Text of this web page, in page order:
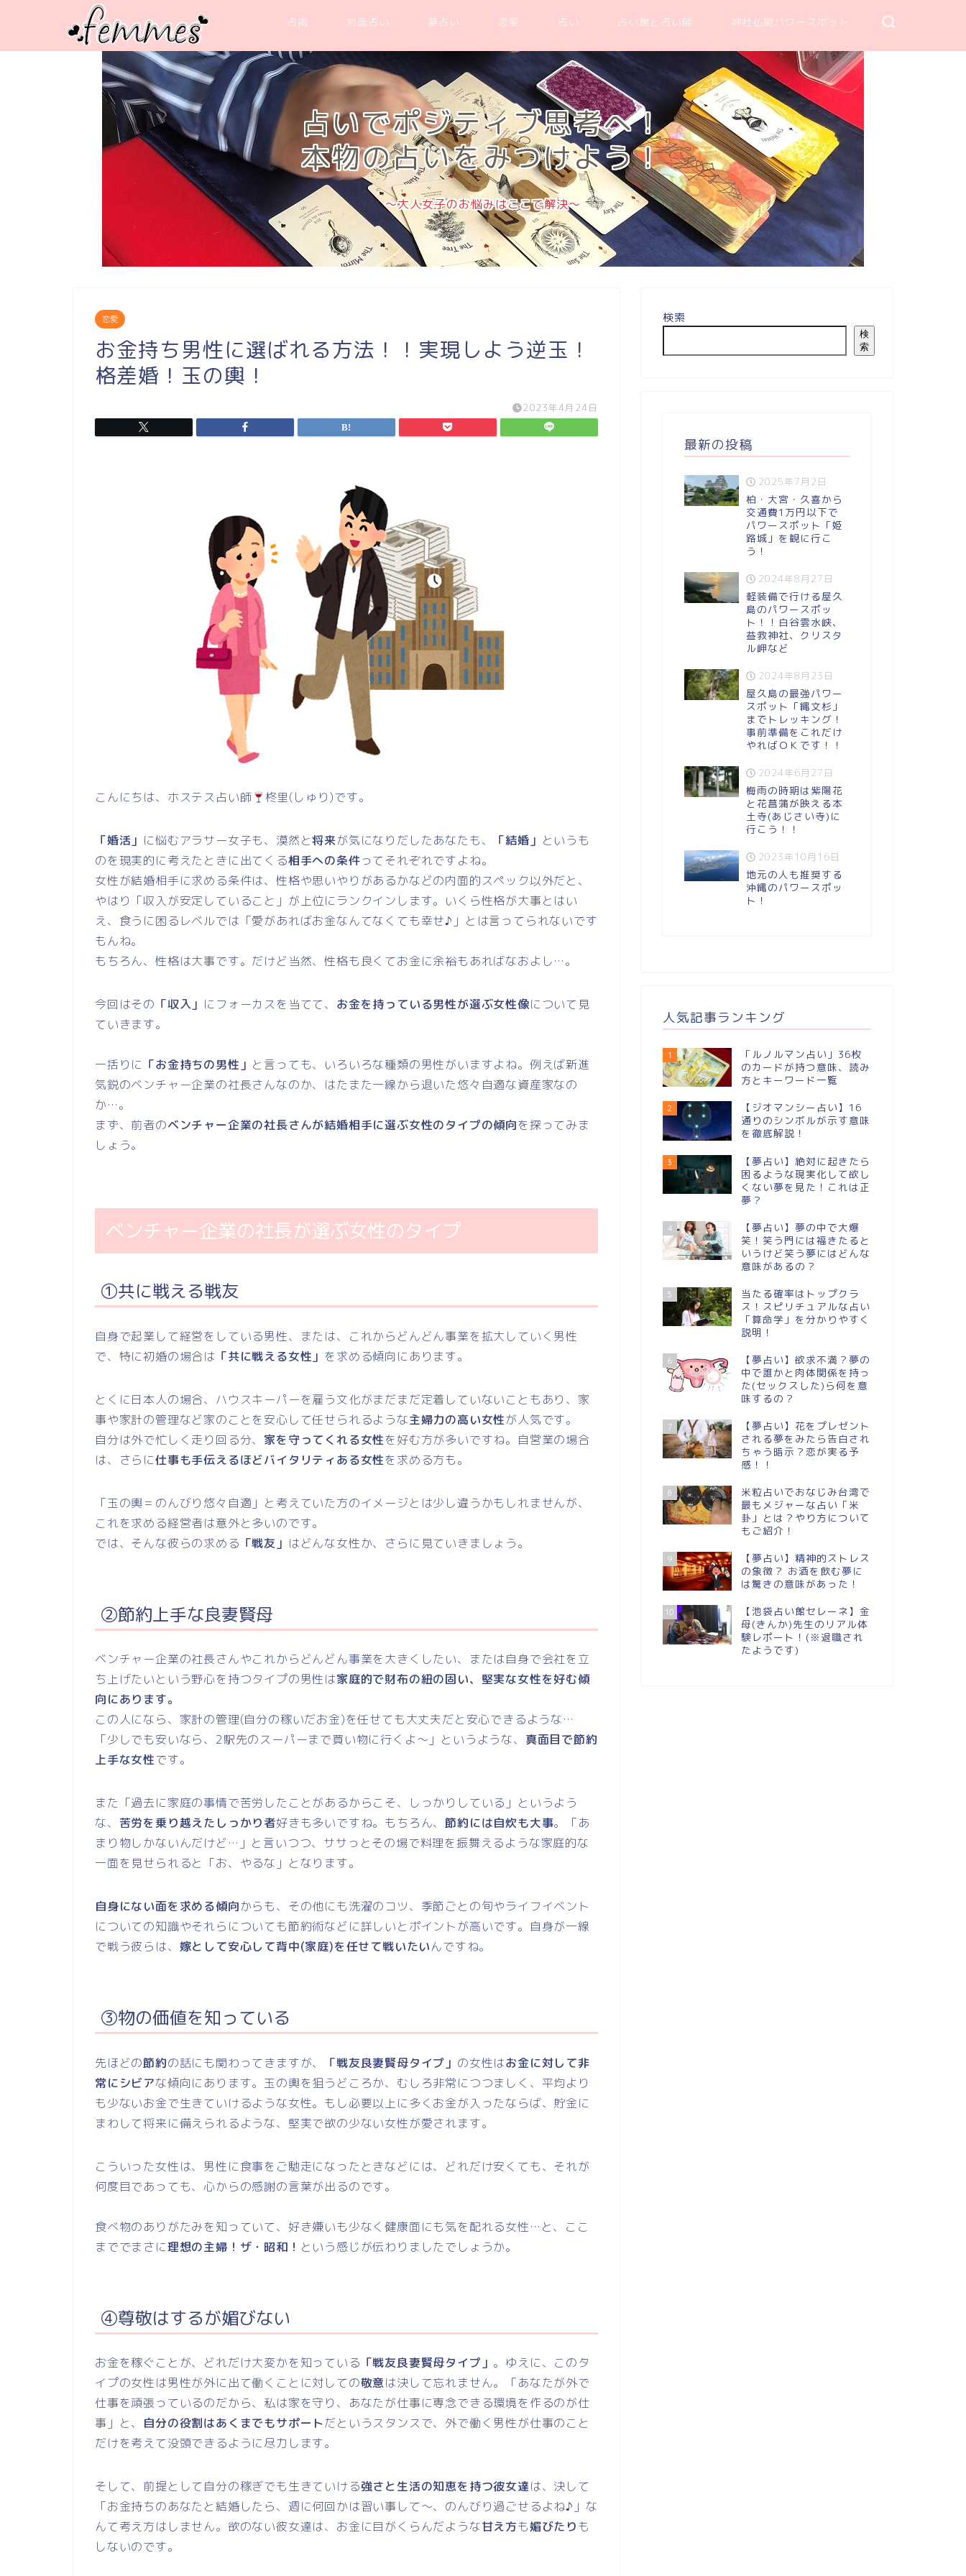
占術 対面占い 夢占い 恋愛 占い 占い館と占い師 神社仏閣パワースポット
占いでポジティブ思考へ！
本物の占いをみつけよう！
～大人女子のお悩みはここで解決～
恋愛
お金持ち男性に選ばれる方法！！実現しよう逆玉！
格差婚！玉の輿！
2023年4月24日
こんにちは、ホステス占い師 柊里(しゅり)です。
「婚活」 に悩むアラサー女子も、漠然と将来が気になりだしたあなたも、 「結婚」 というも
のを現実的に考えたときに出てくる相手への条件ってそれぞれですよね。
女性が結婚相手に求める条件は、性格や思いやりがあるかなどの内面的スペック以外だと、
やはり「収入が安定していること」が上位にランクインします。いくら性格が大事とはい
え、食うに困るレベルでは「愛があればお金なんてなくても幸せ♪」とは言ってられないです
もんね。
もちろん、性格は大事です。だけど当然、性格も良くてお金に余裕もあればなおよし…。
今回はその 「収入」 にフォーカスを当てて、 お金を持っている男性が選ぶ女性像について見
ていきます。
一括りに 「お金持ちの男性」 と言っても、いろいろな種類の男性がいますよね。例えば新進
気鋭のベンチャー企業の社長さんなのか、はたまた一線から退いた悠々自適な資産家なの
か…。
まず、前者のベンチャー企業の社長さんが結婚相手に選ぶ女性のタイプの傾向を探ってみま
しょう。
ベンチャー企業の社長が選ぶ女性のタイプ
①共に戦える戦友
自身で起業して経営をしている男性、または、これからどんどん事業を拡大していく男性
で、特に初婚の場合は 「共に戦える女性」 を求める傾向にあります。
とくに日本人の場合、ハウスキーパーを雇う文化がまだまだ定着していないこともあり、家
事や家計の管理など家のことを安心して任せられるような主婦力の高い女性が人気です。
自分は外で忙しく走り回る分、 家を守ってくれる女性を好む方が多いですね。自営業の場合
は、さらに仕事も手伝えるほどバイタリティある女性を求める方も。
「玉の輿＝のんびり悠々自適」と考えていた方のイメージとは少し違うかもしれませんが、
これを求める経営者は意外と多いのです。
では、そんな彼らの求める 「戦友」 はどんな女性か、さらに見ていきましょう。
②節約上手な良妻賢母
ベンチャー企業の社長さんやこれからどんどん事業を大きくしたい、または自身で会社を立
ち上げたいという野心を持つタイプの男性は家庭的で財布の紐の固い、堅実な女性を好む傾
向にあります。
この人になら、家計の管理(自分の稼いだお金)を任せても大丈夫だと安心できるような…
「少しでも安いなら、2駅先のスーパーまで買い物に行くよ～」というような、 真面目で節約
上手な女性です。
また「過去に家庭の事情で苦労したことがあるからこそ、しっかりしている」というよう
な、 苦労を乗り越えたしっかり者好きも多いですね。もちろん、節約には自炊も大事。「あ
まり物しかないんだけど…」と言いつつ、ササっとその場で料理を振舞えるような家庭的な
一面を見せられると「お、やるな」となります。
自身にない面を求める傾向からも、その他にも洗濯のコツ、季節ごとの旬やライフイベント
についての知識やそれらについても節約術などに詳しいとポイントが高いです。自身が一線
で戦う彼らは、 嫁として安心して背中(家庭)を任せて戦いたいんですね。
③物の価値を知っている
先ほどの節約の話にも関わってきますが、 「戦友良妻賢母タイプ」 の女性はお金に対して非
常にシビアな傾向にあります。玉の輿を狙うどころか、むしろ非常につつましく、平均より
も少ないお金で生きていけるような女性。もし必要以上に多くお金が入ったならば、貯金に
まわして将来に備えられるような、堅実で欲の少ない女性が愛されます。
こういった女性は、男性に食事をご馳走になったときなどには、どれだけ安くても、それが
何度目であっても、心からの感謝の言葉が出るのです。
食べ物のありがたみを知っていて、好き嫌いも少なく健康面にも気を配れる女性…と、ここ
まででまさに理想の主婦！ザ・昭和！ という感じが伝わりましたでしょうか。
④尊敬はするが媚びない
お金を稼ぐことが、どれだけ大変かを知っている 「戦友良妻賢母タイプ」 。ゆえに、このタ
イプの女性は男性が外に出て働くことに対しての敬意は決して忘れません。「あなたが外で
仕事を頑張っているのだから、私は家を守り、あなたが仕事に専念できる環境を作るのが仕
事」と、 自分の役割はあくまでもサポートだというスタンスで、外で働く男性が仕事のこと
だけを考えて没頭できるように尽力します。
そして、前提として自分の稼ぎでも生きていける強さと生活の知恵を持つ彼女達は、決して
「お金持ちのあなたと結婚したら、週に何回かは習い事して～、のんびり過ごせるよね♪」な
んて考え方はしません。欲のない彼女達は、お金に目がくらんだような甘え方も媚びたりも
しないのです。
検索
検
索
最新の投稿
2025年7月2日
柏・大宮・久喜から
交通費1万円以下で
パワースポット「姫
路城」を観に行こ
う！
2024年8月27日
軽装備で行ける屋久
島のパワースポッ
ト！！白谷雲水峡、
益救神社、クリスタ
ル岬など
2024年8月23日
屋久島の最強パワー
スポット「縄文杉」
までトレッキング！
事前準備をこれだけ
やればＯＫです！！
2024年6月27日
梅雨の時期は紫陽花
と花菖蒲が映える本
土寺(あじさい寺)に
行こう！！
2023年10月16日
地元の人も推奨する
沖縄のパワースポッ
ト！
人気記事ランキング
1
「ルノルマン占い」36枚
のカードが持つ意味、読み
方とキーワード一覧
2
【ジオマンシー占い】16
通りのシンボルが⽰す意味
を徹底解説！
3
【夢占い】絶対に起きたら
困るような現実化して欲し
くない夢を見た！これは正
夢？
4
【夢占い】夢の中で大爆
笑！笑う門には福きたると
いうけど笑う夢にはどんな
意味があるの？
5
当たる確率はトップクラ
ス！スピリチュアルな占い
「算命学」を分かりやすく
説明！
6
【夢占い】欲求不満？夢の
中で誰かと肉体関係を持っ
た(セックスした)ら何を意
味するの？
7
【夢占い】花をプレゼント
される夢をみたら告白され
ちゃう暗示？恋が実る予
感！！
8
米粒占いでおなじみ台湾で
最もメジャーな占い「米
卦」とは？やり方について
もご紹介！
9
【夢占い】精神的ストレス
の象徴？ お酒を飲む夢に
は驚きの意味があった！
10
【池袋占い館セレーネ】金
母(きんか)先生のリアル体
験レポート！(※退職され
たようです)